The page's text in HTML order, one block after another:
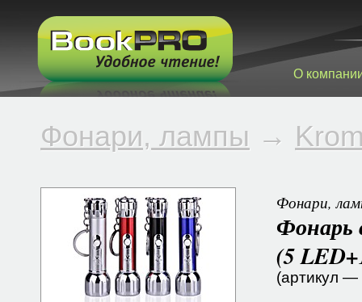
О
Фонари, лампы →
Фонари,
Фонарь
(5
(артикул